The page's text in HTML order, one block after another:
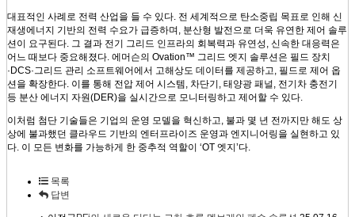
대표적인 사례로 전력 산업을 들 수 있다. 전 세계적으로 탄소중립 목표로 인해 신
재생에너지 기반의 전력 수요가 급증하며, 분산형 발전으로 더욱 유연한 제어 솔루
션이 요구된다. 그 결과 전기 그리드 인프라의 회복력과 유연성, 신속한 대응력은
어느 때보다 중요해졌다. 에머슨의 Ovation™ 그리드 엣지 솔루션은 필드 장치
·DCS·그리드 관리 소프트웨어에서 고해상도 데이터를 제공하고, 필드로 제어 옵
션을 확장한다. 이를 통해 전압 제어 시스템, 차단기, 태양광 패널, 전기차 충전기
등 분산 에너지 자원(DER)을 실시간으로 모니터링하고 제어할 수 있다.
이처럼 첨단 기술들은 기업의 운영 모델을 혁신하고, 불과 몇 년 전까지만 해도 상
상에 불과했던 클라우드 기반의 엔터프라이즈 운영과 엔지니어링을 실현하고 있
다. 이 모든 변화를 가능하게 한 중추적 역할이 ‘OT 엣지’다.
목록
답변